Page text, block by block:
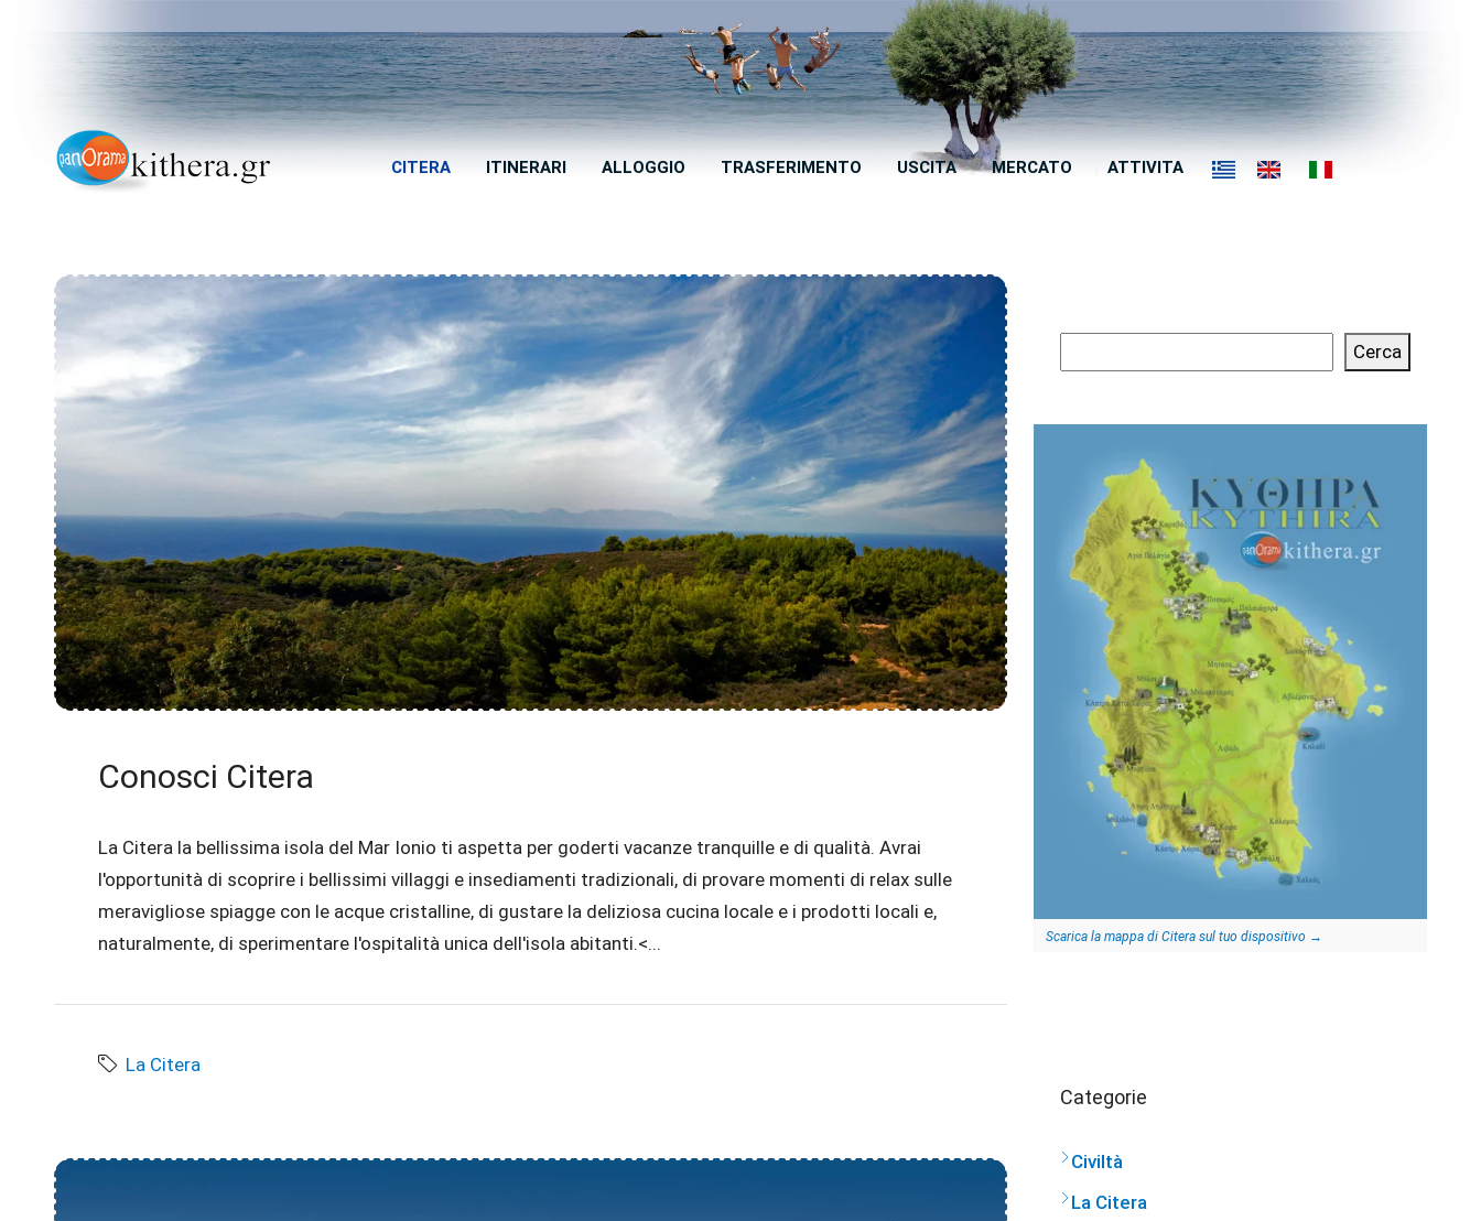
CITERA ITINERARI ALLOGGIO TRASFERIMENTO USCITA MERCATO ATTIVITA
Conosci Citera
La Citera la bellissima isola del Mar Ionio ti aspetta per goderti vacanze tranquille e di qualità. Avrai
l'opportunità di scoprire i bellissimi villaggi e insediamenti tradizionali, di provare momenti di relax sulle
meravigliose spiagge con le acque cristalline, di gustare la deliziosa cucina locale e i prodotti locali e,
naturalmente, di sperimentare l'ospitalità unica dell'isola abitanti.<...
La Citera
Cerca
Scarica la mappa di Citera sul tuo dispositivo →
Categorie
Civiltà
La Citera